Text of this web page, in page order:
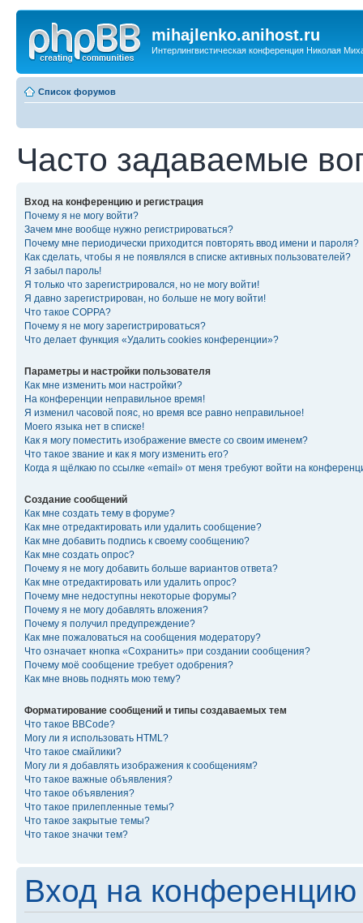
mihajlenko.anihost.ru
Интерлингвистическая конференция Николая
Список форумов
Часто задаваемые
Вход на конференцию и регистрация
Почему я не могу войти?
Зачем мне вообще нужно регистрироваться?
Почему мне периодически приходится повторять ввод имени и пароля?
Как сделать, чтобы я не появлялся в списке активных пользователей?
Я забыл пароль!
Я только что зарегистрировался, но не могу войти!
Я давно зарегистрирован, но больше не могу войти!
Что такое COPPA?
Почему я не могу зарегистрироваться?
Что делает функция «Удалить cookies конференции»?
Параметры и настройки пользователя
Как мне изменить мои настройки?
На конференции неправильное время!
Я изменил часовой пояс, но время все равно неправильное!
Моего языка нет в списке!
Как я могу поместить изображение вместе со своим именем?
Что такое звание и как я могу изменить его?
Когда я щёлкаю по ссылке «email» от меня требуют войти на
Создание сообщений
Как мне создать тему в форуме?
Как мне отредактировать или удалить сообщение?
Как мне добавить подпись к своему сообщению?
Как мне создать опрос?
Почему я не могу добавить больше вариантов ответа?
Как мне отредактировать или удалить опрос?
Почему мне недоступны некоторые форумы?
Почему я не могу добавлять вложения?
Почему я получил предупреждение?
Как мне пожаловаться на сообщения модератору?
Что означает кнопка «Сохранить» при создании сообщения?
Почему моё сообщение требует одобрения?
Как мне вновь поднять мою тему?
Форматирование сообщений и типы создаваемых тем
Что такое BBCode?
Могу ли я использовать HTML?
Что такое смайлики?
Могу ли я добавлять изображения к сообщениям?
Что такое важные объявления?
Что такое объявления?
Что такое прилепленные темы?
Что такое закрытые темы?
Что такое значки тем?
Вход на конференцию